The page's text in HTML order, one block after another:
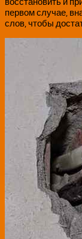
первом случае,
слов, чтобы